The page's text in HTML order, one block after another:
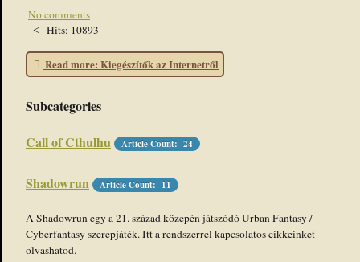
No comments
Hits: 10893
Read more: Kiegészítők az Internetről
Subcategories
Call of Cthulhu
Article Count: 24
Shadowrun Article Count: 11
A Shadowrun egy a 21. század közepén játszódó Urban Fantasy /
Cyberfantasy szerepjáték. Itt a rendszerrel kapcsolatos cikkeinket
olvashatod.